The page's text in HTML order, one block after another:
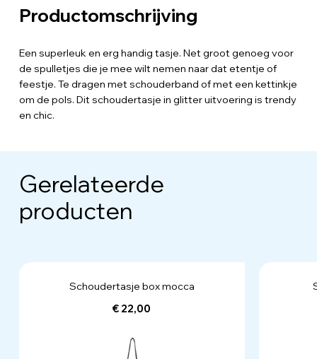
Productomschrijving
Een superleuk en erg handig tasje. Net groot genoeg voor
de spulletjes die je mee wilt nemen naar dat etentje of
feestje. Te dragen met schouderband of met een kettinkje
om de pols. Dit schoudertasje in glitter uitvoering is trendy
en chic.
Gerelateerde
producten
Schoudertasje box mocca
€ 22,00